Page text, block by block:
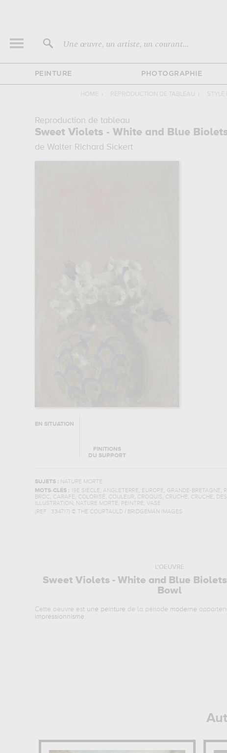
Une œuvre, un artiste, un courant...
PEINTURE PHOTOGRAPHIE
HOME › REPRODUCTION DE TABLEAU › STYLE
Reproduction de tableau
Sweet Violets - White and Blue
de Walter Richard Sickert
EN SITUATION
FINITIONS
DU SUPPORT
SUJETS : NATURE MORTE
MOTS-CLÉS :
19E SIÈCLE, ANGLETERRE, EUROPE, GRANDE-BRETAGNE,
BROC , CARAFE, COLORISÉ, COULEUR, CROQUIS, CRUCHE, CRUCHE,
ILLUSTRATION, NATURE MORTE, PEINTRE, VASE
(REF : 334717) © THE COURTAULD / BRIDGEMAN IMAGES
L'OEUVRE
Sweet Violets - White and Blue
Bowl
Cette oeuvre est une peinture de la période moderne
impressionnisme.